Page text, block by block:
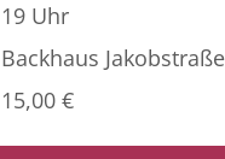
19 Uhr
Backhaus
15,00 €